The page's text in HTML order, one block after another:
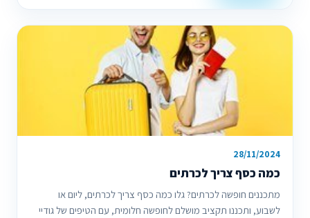
28/11/2024
כמה כסף צריך לכרתים
מתכננים חופשה לכרתים? גלו כמה כסף צריך לכרתים, ליום או
לשבוע, ותכננו תקציב מושלם לחופשה חלומית, עם הטיפים של גודיי